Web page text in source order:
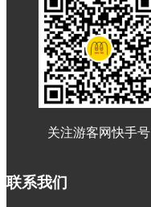
关注游客网快手号
联系我们